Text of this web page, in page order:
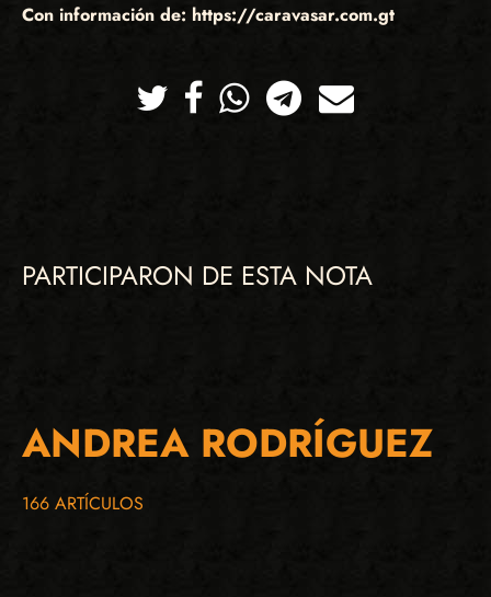
Con información de: https://caravasar.com.gt
TwitterFacebookWhatsappTelegramCorreo
PARTICIPARON DE ESTA NOTA
ANDREA RODRÍGUEZ
166 ARTÍCULOS